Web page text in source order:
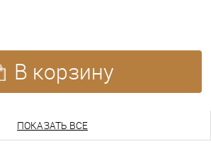
В корзину
ПОКАЗАТЬ ЕЩЕ
ПОКАЗАТЬ ВСЕ